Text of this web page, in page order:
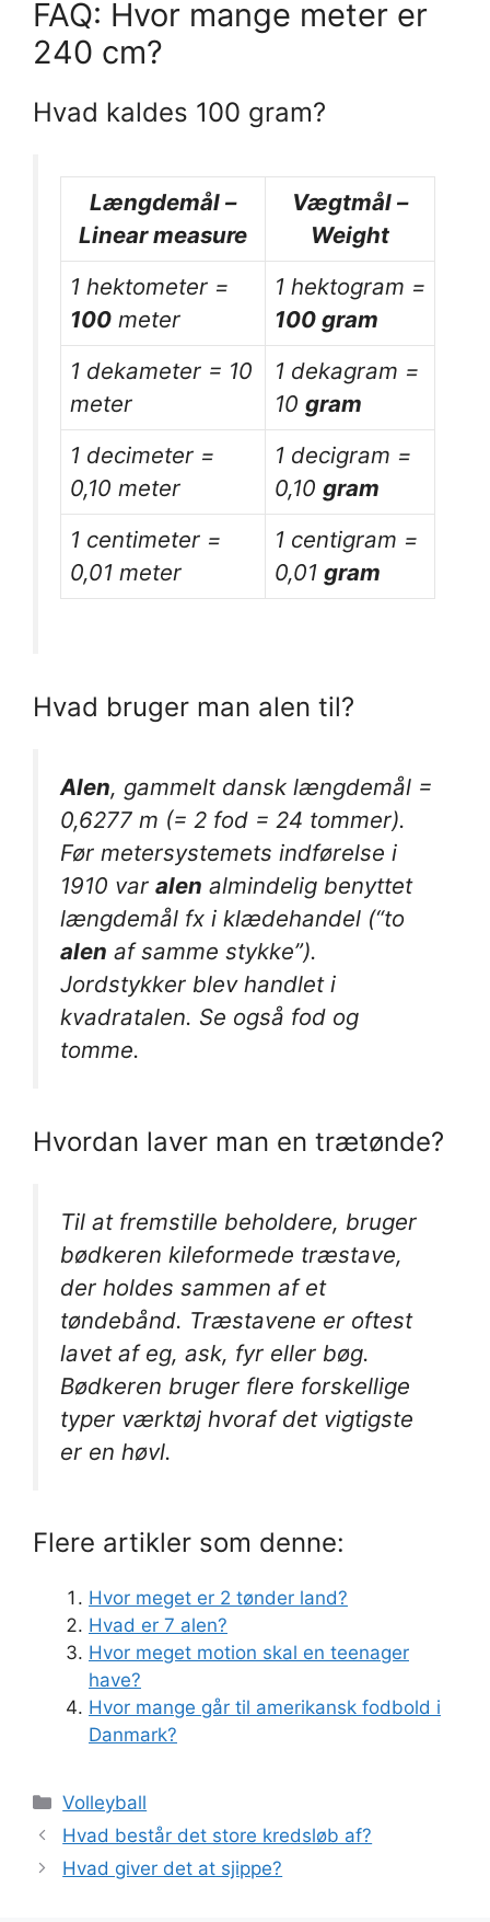
FAQ: Hvor mange meter er
240 cm?
Hvad kaldes 100 gram?
Længdemål –
Linear measure
Vægtmål –
Weight
1 hektometer =
100 meter
1 hektogram =
100 gram
1 dekameter = 10
meter
1 dekagram =
10 gram
1 decimeter =
0,10 meter
1 decigram =
0,10 gram
1 centimeter =
0,01 meter
1 centigram =
0,01 gram
Hvad bruger man alen til?
Alen, gammelt dansk længdemål =
0,6277 m (= 2 fod = 24 tommer).
Før metersystemets indførelse i
1910 var alen almindelig benyttet
længdemål fx i klædehandel (“to
alen af samme stykke”).
Jordstykker blev handlet i
kvadratalen. Se også fod og
tomme.
Hvordan laver man en trætønde?
Til at fremstille beholdere, bruger
bødkeren kileformede træstave,
der holdes sammen af et
tøndebånd. Træstavene er oftest
lavet af eg, ask, fyr eller bøg.
Bødkeren bruger flere forskellige
typer værktøj hvoraf det vigtigste
er en høvl.
Flere artikler som denne:
Hvor meget er 2 tønder land?
Hvad er 7 alen?
Hvor meget motion skal en teenager
have?
Hvor mange går til amerikansk fodbold i
Danmark?
Kategorier
Volleyball
Hvad består det store kredsløb af?
Hvad giver det at sjippe?